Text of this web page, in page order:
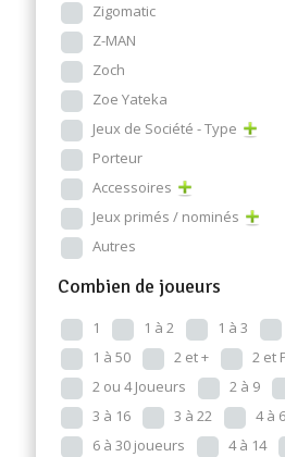
Zigomatic
Z-MAN
Zoch
Zoe Yateka
Jeux de Société - Type
Porteur
Accessoires
Jeux primés / nominés
Autres
Combien de joueurs
1 1 à 2 1 à 3
1 à 50
2 et + 2 et
2 ou 4 Joueurs
2 à 9
3 à 16
3 à 22 4 à 6
6 à 30 joueurs
4 à 14